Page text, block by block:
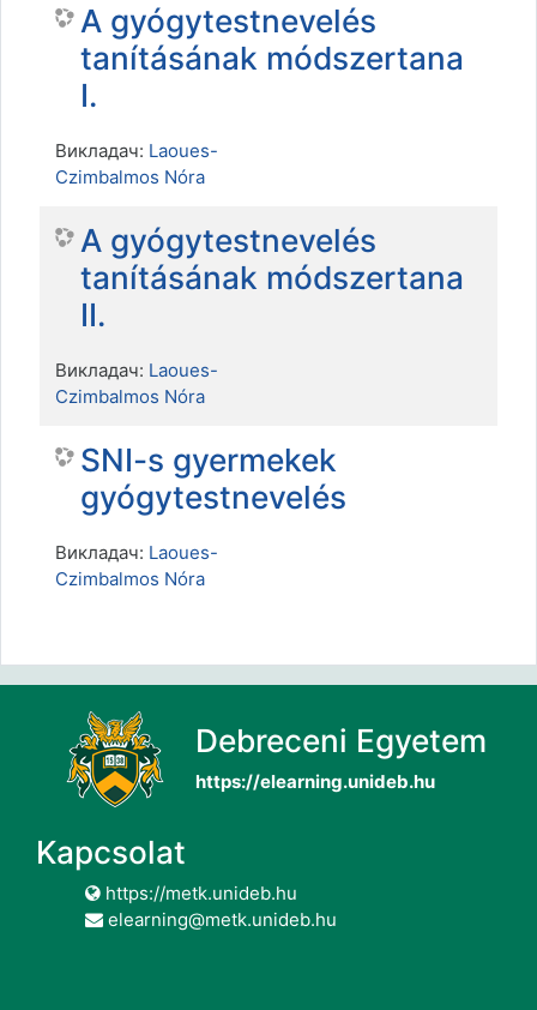
A gyógytestnevelés
tanításának módszertana
I.
Викладач: Laoues-
Czimbalmos Nóra
A gyógytestnevelés
tanításának módszertana
II.
Викладач: Laoues-
Czimbalmos Nóra
SNI-s gyermekek
gyógytestnevelés
Викладач: Laoues-
Czimbalmos Nóra
Debreceni Egyetem
https://elearning.unideb.hu
Kapcsolat
https://metk.unideb.hu
elearning@metk.unideb.hu